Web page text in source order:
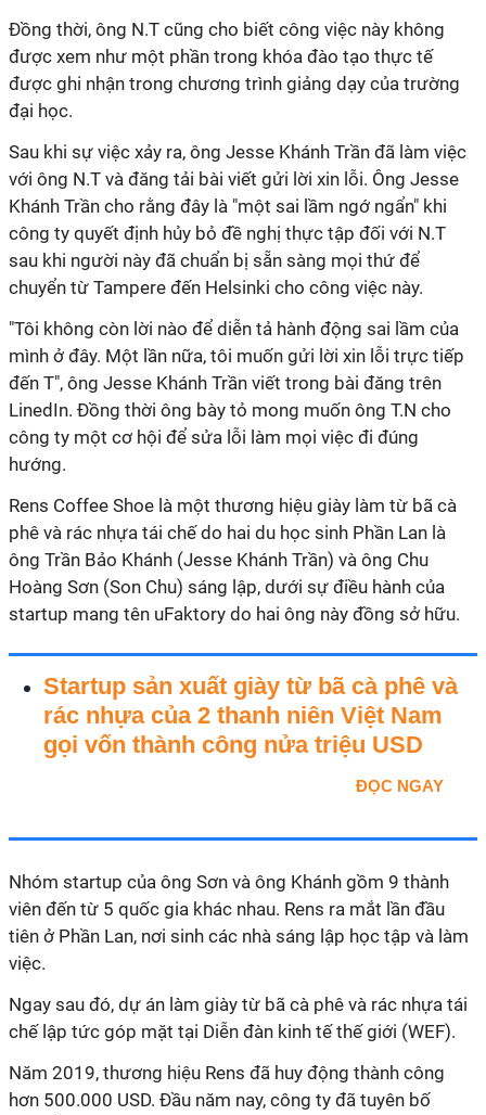
Đồng thời, ông N.T cũng cho biết công việc này không
được xem như một phần trong khóa đào tạo thực tế
được ghi nhận trong chương trình giảng dạy của trường
đại học.
Sau khi sự việc xảy ra, ông Jesse Khánh Trần đã làm việc
với ông N.T và đăng tải bài viết gửi lời xin lỗi. Ông Jesse
Khánh Trần cho rằng đây là "một sai lầm ngớ ngẩn" khi
công ty quyết định hủy bỏ đề nghị thực tập đối với N.T
sau khi người này đã chuẩn bị sẵn sàng mọi thứ để
chuyển từ Tampere đến Helsinki cho công việc này.
"Tôi không còn lời nào để diễn tả hành động sai lầm của
mình ở đây. Một lần nữa, tôi muốn gửi lời xin lỗi trực tiếp
đến T", ông Jesse Khánh Trần viết trong bài đăng trên
LinedIn. Đồng thời ông bày tỏ mong muốn ông T.N cho
công ty một cơ hội để sửa lỗi làm mọi việc đi đúng
hướng.
Rens Coffee Shoe là một thương hiệu giày làm từ bã cà
phê và rác nhựa tái chế do hai du học sinh Phần Lan là
ông Trần Bảo Khánh (Jesse Khánh Trần) và ông Chu
Hoàng Sơn (Son Chu) sáng lập, dưới sự điều hành của
startup mang tên uFaktory do hai ông này đồng sở hữu.
Startup sản xuất giày từ bã cà phê và
rác nhựa của 2 thanh niên Việt Nam
gọi vốn thành công nửa triệu USD
ĐỌC NGAY
Nhóm startup của ông Sơn và ông Khánh gồm 9 thành
viên đến từ 5 quốc gia khác nhau. Rens ra mắt lần đầu
tiên ở Phần Lan, nơi sinh các nhà sáng lập học tập và làm
việc.
Ngay sau đó, dự án làm giày từ bã cà phê và rác nhựa tái
chế lập tức góp mặt tại Diễn đàn kinh tế thế giới (WEF).
Năm 2019, thương hiệu Rens đã huy động thành công
hơn 500.000 USD. Đầu năm nay, công ty đã tuyên bố